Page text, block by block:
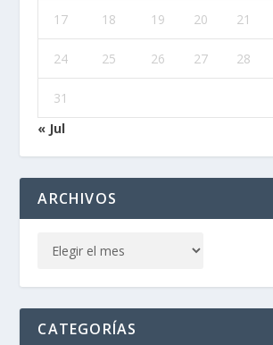
17 18 19 20 21
24 25 26 27 28
31
« Jul
ARCHIVOS
CATEGORÍAS